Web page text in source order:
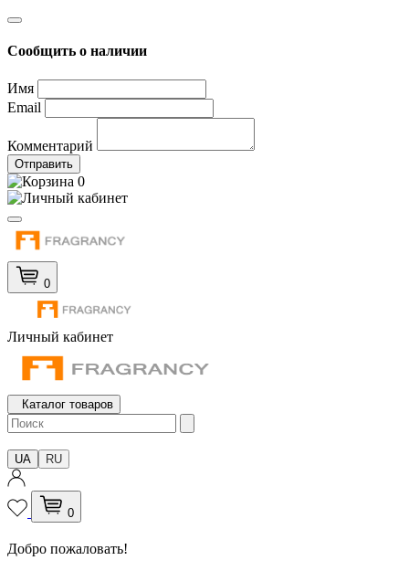
Сообщить о наличии
Имя
Email
Комментарий
Отправить
0
0
Личный кабинет
Каталог товаров
UA RU
0
Добро пожаловать!